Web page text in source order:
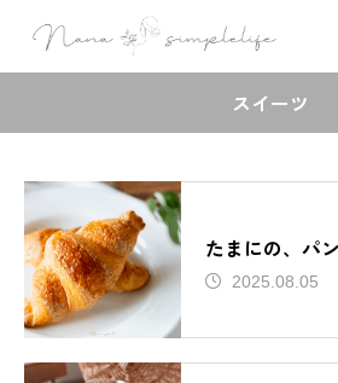
スイーツ
たまにの、パ
2025.08.05